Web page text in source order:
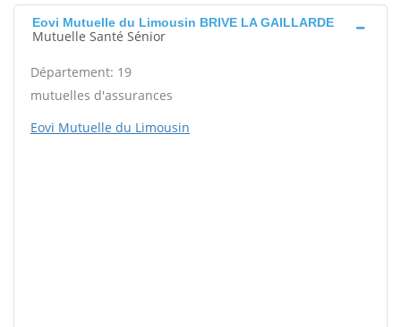
Eovi Mutuelle du Limousin BRIVE LA GAILLARDE
Mutuelle Santé Sénior
Département: 19
mutuelles d'assurances
Eovi Mutuelle du Limousin